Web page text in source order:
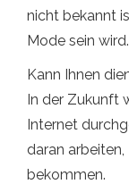
nicht bekannt
Mode sein wird.
Kann Ihnen
In der Zukunft
Internet
daran
bekommen.